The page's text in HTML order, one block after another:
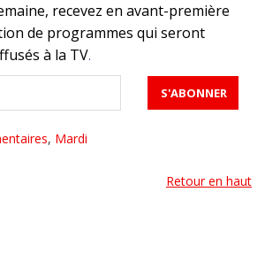
recevez en avant-première
de programmes qui seront
à la TV.
, Mardi
Retour en haut